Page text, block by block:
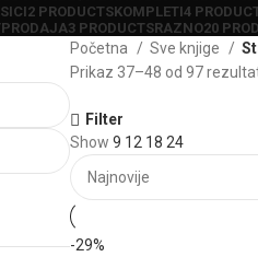
2 PRODUCTSKOMPLETI4
3 PRODUCTSRAZNO20
Početna Sve knjige
Prikaz 37–48 od 97
Filter
Show 9 12 18 24
-29%